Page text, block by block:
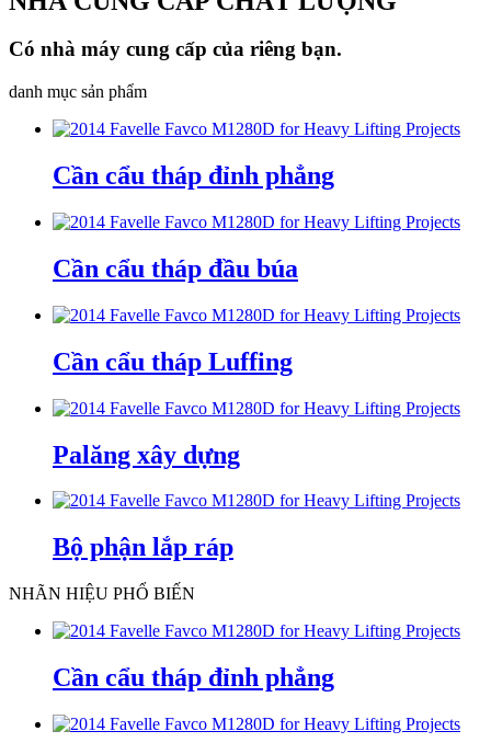
Có nhà máy cung cấp của riêng bạn.
danh mục sản phẩm
Cần cẩu tháp đỉnh phẳng
Cần cẩu tháp đầu búa
Cần cẩu tháp Luffing
Palăng xây dựng
Bộ phận lắp ráp
NHÃN HIỆU PHỔ BIẾN
Cần cẩu tháp đỉnh phẳng